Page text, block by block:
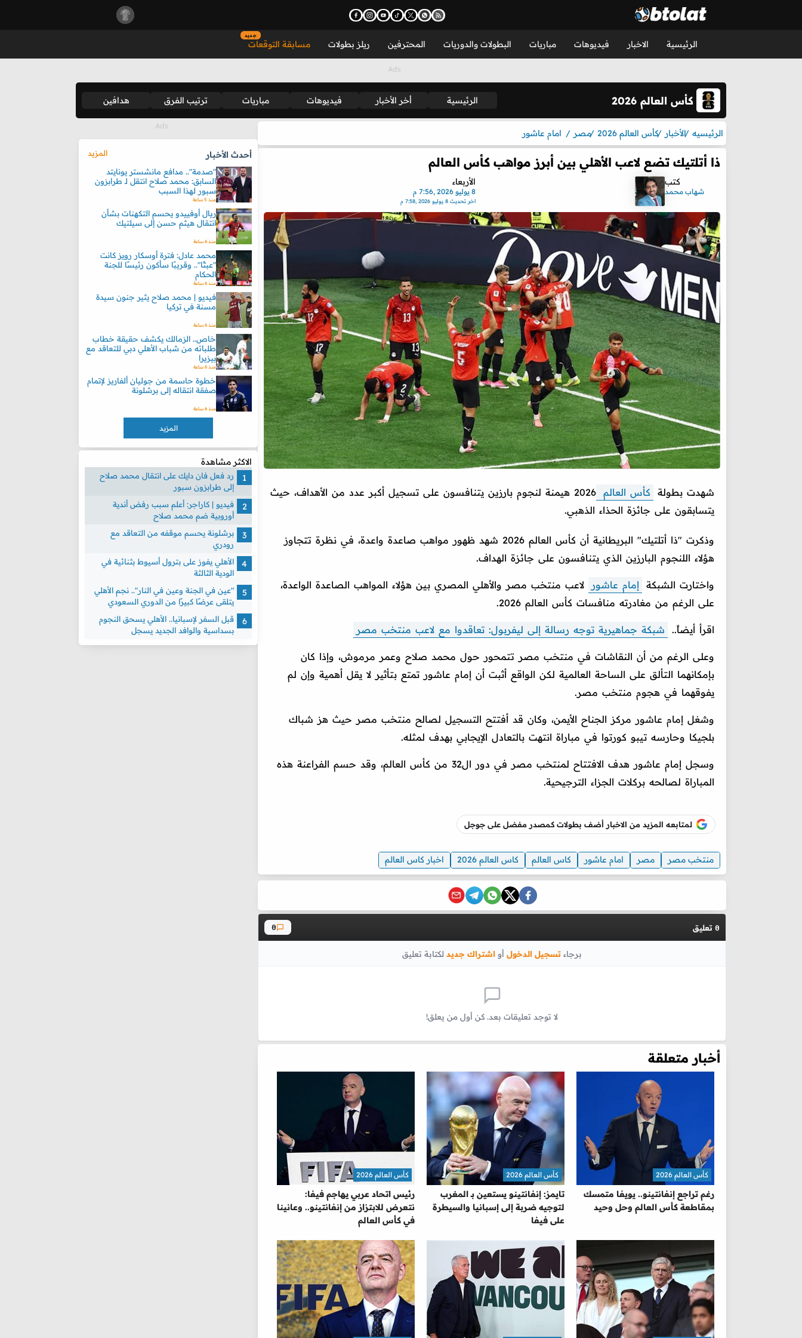
الرئيسية الاخبار فيديوهات مباريات البطولات والدوريات المحترفين ريلز بطولات مسابقة التوقعات
جديد
كأس العالم 2026 الرئيسية أخر الأخبار فيديوهات مباريات ترتيب الفرق هدافين
الرئيسيه الأخبار كأس العالم 2026 مصر امام عاشور
ذا أتلتيك تضع لاعب الأهلي بين أبرز مواهب كأس العالم
كتب
شهاب محمد
الأربعاء
8 يوليو 2026 ,7:56 م
اخر تحديث 8 يوليو 2026 ,7:58 م
شهدت بطولة كأس العالم
2026 هيمنة لنجوم بارزين يتنافسون على تسجيل أكبر عدد من الأهداف، حيث
يتسابقون على جائزة الحذاء الذهبي.
وذكرت "ذا أتلتيك" البريطانية أن كأس العالم 2026 شهد ظهور مواهب صاعدة واعدة، في نظرة تتجاوز
هؤلاء اللنجوم البارزين الذي يتنافسون على جائزة الهداف.
واختارت الشبكة إمام عاشور
لاعب منتخب مصر والأهلي المصري بين هؤلاء المواهب الصاعدة الواعدة،
على الرغم من مغادرته منافسات كأس العالم 2026.
اقرأ أيضاً.. شبكة جماهيرية توجه رسالة إلى ليفربول: تعاقدوا مع لاعب منتخب مصر
وعلى الرغم من أن النقاشات في منتخب مصر تتمحور حول محمد صلاح وعمر مرموش، وإذا كان
بإمكانهما التألق على الساحة العالمية لكن الواقع أثبت أن إمام عاشور تمتع بتأثير لا يقل أهمية وإن لم
يفوقهما في هجوم منتخب مصر.
وشغل إمام عاشور مركز الجناح الأيمن، وكان قد أفتتح التسجيل لصالح منتخب مصر حيث هز شباك
بلجيكا وحارسه تيبو كورتوا في مباراة انتهت بالتعادل الإيجابي بهدف لمثله.
وسجل إمام عاشور هدف الافتتاح لمنتخب مصر في دور ال32 من كأس العالم، وقد حسم الفراعنة هذه
المباراة لصالحه بركلات الجزاء الترجيحية.
لمتابعه المزيد من الاخبار أضف بطولات كمصدر مفضل على جوجل
منتخب مصر مصر امام عاشور كاس العالم كاس العالم 2026 اخبار كاس العالم
0 تعليق 0
برجاء تسجيل الدخول أو اشتراك جديد لكتابة تعليق
لا توجد تعليقات بعد. كن أول من يعلق!
أخبار متعلقة
رغم تراجع إنفانتينو.. يويفا متمسك
بمقاطعة كأس العالم وحل وحيد
كأس العالم 2026
تايمز: إنفانتينو يستعين بـ المغرب
لتوجيه ضربة إلى إسبانيا والسيطرة
على فيفا
كأس العالم 2026
رئيس اتحاد عربي يهاجم فيفا:
نتعرض للابتزاز من إنفانتينو.. وعانينا
في كأس العالم
كأس العالم 2026
أحدث الأخبار
المزيد
"صدمة".. مدافع مانشستر يونايتد
السابق: محمد صلاح انتقل لـ طرابزون
سبور لهذا السبب
منذ 5 ساعة
ريال أوفييدو يحسم التكهنات بشأن
انتقال هيثم حسن إلى سيلتيك
منذ 6 ساعة
محمد عادل: فترة أوسكار رويز كانت
"عبثًا".. وقريبًا سأكون رئيسًا للجنة
الحكام
منذ 6 ساعة
فيديو | محمد صلاح يثير جنون سيدة
مسنة في تركيا
منذ 6 ساعة
خاص.. الزمالك يكشف حقيقة خطاب
طلباته من شباب الأهلي دبي للتعاقد مع
بيزيرا
منذ 6 ساعة
خطوة حاسمة من جوليان ألفاريز لإتمام
صفقة انتقاله إلى برشلونة
منذ 6 ساعة
المزيد
الاكثر مشاهدة
رد فعل فان دايك على انتقال محمد صلاح
إلى طرابزون سبور
فيديو | كاراجر: أعلم سبب رفض أندية
أوروبية ضم محمد صلاح
برشلونة يحسم موقفه من التعاقد مع
رودري
الأهلي يفوز على بترول أسيوط بثنائية في
الودية الثالثة
"عين في الجنة وعين في النار".. نجم الأهلي
يتلقى عرضًا كبيرًا من الدوري السعودي
قبل السفر لإسبانيا.. الأهلي يسحق النجوم
بسداسية والوافد الجديد يسجل